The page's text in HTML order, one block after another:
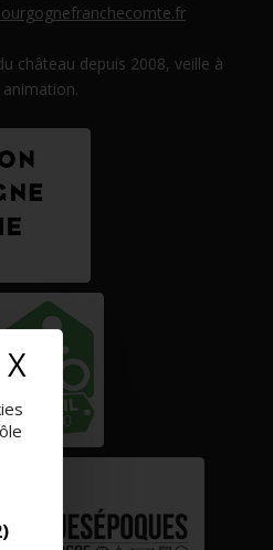
X Masquer le
château depuis 2008, veille à